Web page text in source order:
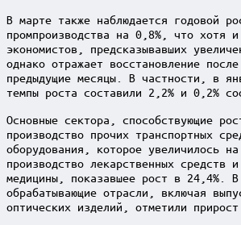
В марте также наблюдается годовой
промпроизводства на 0,8%, что хотя
экономистов, предсказывавших
однако отражает восстановление
предыдущие месяцы. В частности, в
темпы роста составили 2,2% и 0,2%
Основные сектора, способствующие
производство прочих транспортных
оборудования, которое увеличилось
производство лекарственных средств
медицины, показавшее рост в 24,4%.
обрабатывающие отрасли, включая
оптических изделий, отметили